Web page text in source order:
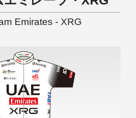
Emirates - XRG